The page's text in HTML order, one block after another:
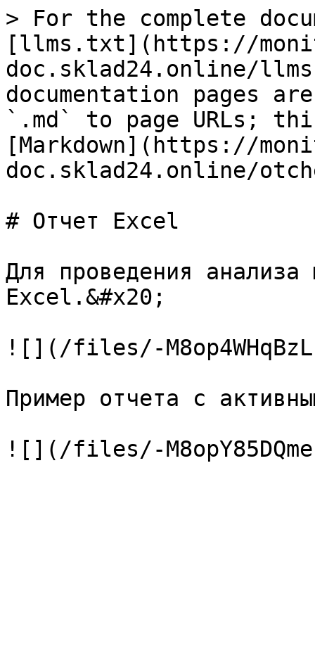
> For the complete
[llms.txt](https://
doc.sklad24.online/
documentation pages
`.md` to page URLs;
[Markdown](https://
doc.sklad24.online/
# Отчет Excel
Для проведения анализа
Excel.&#x20;
![](/files/-
Пример отчета с